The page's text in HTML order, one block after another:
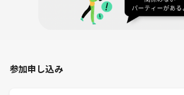
参加申し込み